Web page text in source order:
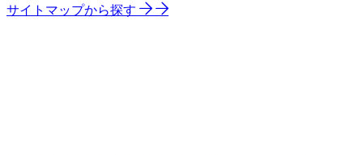
サイトマップから探す